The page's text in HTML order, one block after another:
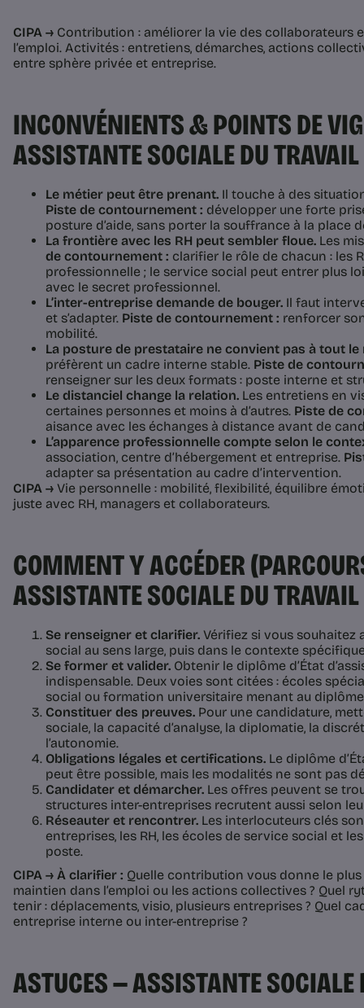
CIPA → Contribution : améliorer la vie des collaborateurs
l’emploi. Activités : entretiens, démarches, actions
entre sphère privée et entreprise.
INCONVÉNIENTS & POINTS DE
ASSISTANTE SOCIALE DU TRAVAIL
Le métier peut être prenant. Il touche à des
Piste de contournement : développer une forte
posture d’aide, sans porter la souffrance à la place
La frontière avec les RH peut sembler floue. Les
de contournement : clarifier le rôle de chacun : les
professionnelle ; le service social peut entrer plus
avec le secret professionnel.
L’inter-entreprise demande de bouger. Il faut
et s’adapter. Piste de contournement : renforcer
mobilité.
La posture de prestataire ne convient pas à tout le
préfèrent un cadre interne stable. Piste de
renseigner sur les deux formats : poste interne et
Le distanciel change la relation. Les entretiens en
certaines personnes et moins à d’autres. Piste de
aisance avec les échanges à distance avant de
L’apparence professionnelle compte selon le
association, centre d’hébergement et entreprise.
adapter sa présentation au cadre d’intervention.
CIPA → Vie personnelle : mobilité, flexibilité, équilibre
juste avec RH, managers et collaborateurs.
COMMENT Y ACCÉDER
ASSISTANTE SOCIALE DU TRAVAIL
Se renseigner et clarifier. Vérifiez si vous souhaitez
social au sens large, puis dans le contexte
Se former et valider. Obtenir le diplôme d’État
indispensable. Deux voies sont citées : écoles
social ou formation universitaire menant au diplôme
Constituer des preuves. Pour une candidature,
sociale, la capacité d’analyse, la diplomatie, la
l’autonomie.
Obligations légales et certifications. Le diplôme
peut être possible, mais les modalités ne sont pas
Candidater et démarcher. Les offres peuvent se
structures inter-entreprises recrutent aussi selon
Réseauter et rencontrer. Les interlocuteurs clés
entreprises, les RH, les écoles de service social et
poste.
CIPA → À clarifier : Quelle contribution vous donne le plus
maintien dans l’emploi ou les actions collectives ? Quel
tenir : déplacements, visio, plusieurs entreprises ? Quel
entreprise interne ou inter-entreprise ?
ASTUCES — ASSISTANTE SOCIALE